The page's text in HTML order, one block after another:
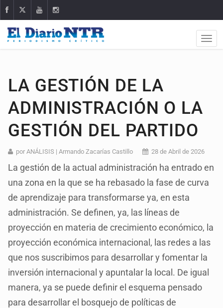
LA GESTIÓN DE LA
ADMINISTRACIÓN O LA
GESTIÓN DEL PARTIDO
por ANÁLISIS | Armando Zacarías Castillo 28 de Abril de 2026
La gestión de la actual administración ha entrado en
una zona en la que se ha rebasado la fase de curva
de aprendizaje para transformarse ya, en esta
administración. Se definen, ya, las líneas de
proyección en materia de crecimiento económico, la
proyección económica internacional, las redes a las
que nos suscribimos para desarrollar y fomentar la
inversión internacional y apuntalar la local. De igual
manera, ya se puede definir el esquema pensado
para desarrollar el bosquejo de políticas de